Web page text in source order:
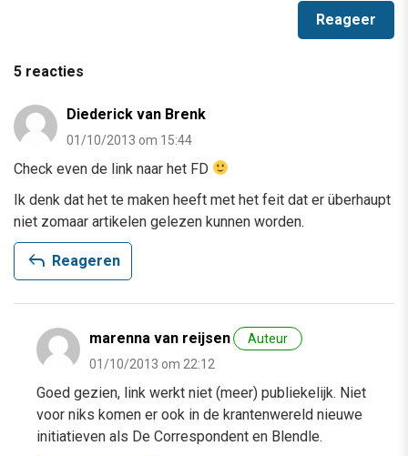
5 reacties
Diederick van Brenk
01/10/2013 om 15:44
Check even de link naar het FD
Ik denk dat het te maken heeft met het feit dat er überhaupt
niet zomaar artikelen gelezen kunnen worden.
reply Reageren
marenna van reijsen
Auteur
01/10/2013 om 22:12
Goed gezien, link werkt niet (meer) publiekelijk. Niet
voor niks komen er ook in de krantenwereld nieuwe
initiatieven als De Correspondent en Blendle.